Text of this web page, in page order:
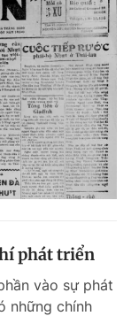
phát triển
vào sự phát
những chính